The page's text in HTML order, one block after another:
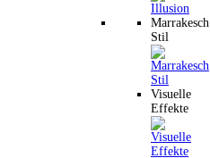
Marrakesch
Stil
Visuelle
Effekte